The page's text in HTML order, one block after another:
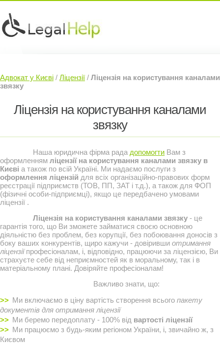
Судовий Адвокат »
Адвокат у Києві / Ліцензії / Ліцензія на користування каналами
звязку
Ліцензія на користування каналами
звязку
Наша юридична фірма рада допомогти Вам з
оформленням ліцензії на користування каналами звязку в
Києві а також по всій Україні. Ми надаємо послуги з
оформлення ліцензій для всіх організаційно-правових форм
реєстрації підприємств (ТОВ, ПП, ЗАТ і т.д.), а також для ФОП
(фізичні особи-підприємці), якщо це передбачено умовами
ліцензії .
Ліцензія на користування каналами звязку - це
гарантія того, що Ви зможете займатися своєю основною
діяльністю без проблем, без корупції, без побоювання доносів з
боку ваших конкурентів, щиро кажучи - довіривши отримання
ліцензіїпрофесіоналам, і, відповідно, працюючи за ліцензією, Ви
страхуєте себе від неприємностей як в моральному, так і в
матеріальному плані. Довіряйте професіоналам!
Важливо знати, що:
Ми включаємо в ціну вартість створення всього пакету
документів для отримання ліцензії
Ми беремо передоплату - 100% від вартості ліцензії
Ми працюємо з будь-яким регіоном України, і, звичайно ж, з
Києвом